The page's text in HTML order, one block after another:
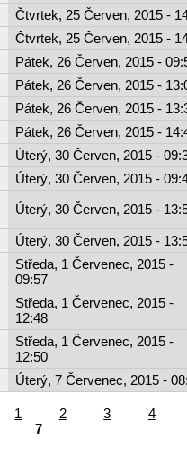
Čtvrtek, 25 Červen, 2015 -
Čtvrtek, 25 Červen, 2015 -
Pátek, 26 Červen, 2015 -
Pátek, 26 Červen, 2015 -
Pátek, 26 Červen, 2015 -
Pátek, 26 Červen, 2015 -
Úterý, 30 Červen, 2015 -
Úterý, 30 Červen, 2015 -
Úterý, 30 Červen, 2015 -
Úterý, 30 Červen, 2015 -
Středa, 1 Červenec, 2015 -
09:57
Středa, 1 Červenec, 2015 -
12:48
Středa, 1 Červenec, 2015 -
12:50
Úterý, 7 Červenec, 2015 -
1 2 3
4
7